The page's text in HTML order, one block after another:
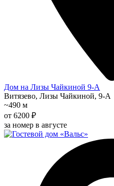
Дом на Лизы Чайкиной 9-А
Витязево, Лизы Чайкиной, 9-А
~490 м
от 6200 ₽
за номер в августе